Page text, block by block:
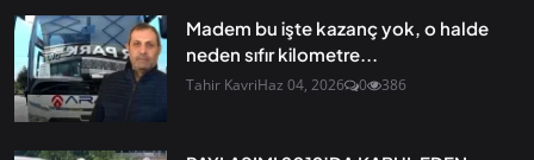
Madem bu işte kazanç yok, o halde
neden sıfır kilometre...
Tahir KavriHaz 04, 2026 0 386